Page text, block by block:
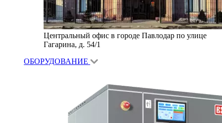
Центральный офис в городе Павлодар по улице
Гагарина, д. 54/1
ОБОРУДОВАНИЕ